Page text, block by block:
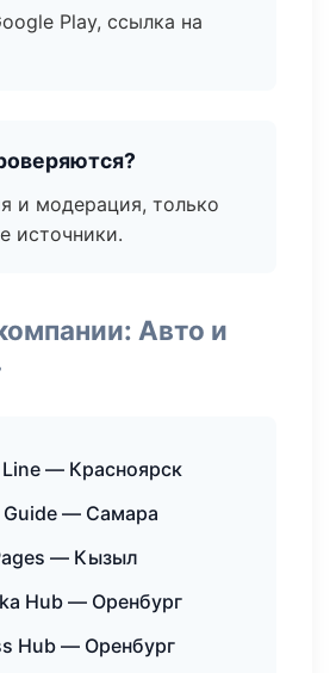
Play, ссылка на
и модерация, только
источники.
Авто и
— Красноярск
Guide — Самара
— Кызыл
Hub — Оренбург
Hub — Оренбург